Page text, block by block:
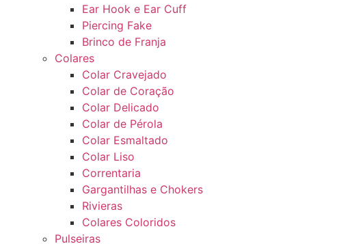
Ear Hook e Ear Cuff
Piercing Fake
Brinco de Franja
Colares
Colar Cravejado
Colar de Coração
Colar Delicado
Colar de Pérola
Colar Esmaltado
Colar Liso
Correntaria
Gargantilhas e Chokers
Rivieras
Colares Coloridos
Pulseiras